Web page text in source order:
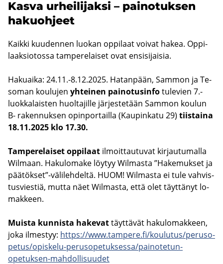
Kasva ur­hei­li­jak­si – pai­no­tuk­sen
ha­kuoh­jeet
Kaik­ki kuu­den­nen luo­kan op­pi­laat voi­vat hakea. Op­pi­
laak­sio­tos­sa tam­pe­re­lai­set ovat en­si­si­jai­sia.
Ha­kuai­ka: 24.11.-8.12.2025. Ha­tan­pään, Sam­mon ja Te­
so­man kou­lu­jen yh­tei­nen pai­no­tusin­fotu­le­vien 7.-​
luokkalaisten huol­ta­jil­le jär­jes­te­tään Sam­mon kou­lun
B- ra­ken­nuk­sen opin­por­tail­la (Kau­pin­ka­tu 29) tiis­tai­na
18.11.2025 klo 17.30.
Tam­pe­re­lai­set op­pi­laat il­moit­tau­tu­vat kir­jau­tu­mal­la
Wilmaan. Ha­ku­lo­ma­ke löy­tyy Wilmasta ”Ha­ke­muk­set ja
pää­tök­set”-​välilehdeltä. HUOM! Wilmasta ei tule vah­vis­
tus­vies­tiä, mutta näet Wilmasta, että olet täyt­tä­nyt lo­
mak­keen.
Muis­ta kun­nis­ta ha­ke­vattäyt­tä­vät ha­ku­lo­mak­keen,
joka il­mes­tyy: https://www.tam­pe­re.fi/kou­lu­tus/pe­rus­o­
pe­tus/opiskelu-​perusopetuksessa/painotetun-​
opetuksen-mahdollisuudet